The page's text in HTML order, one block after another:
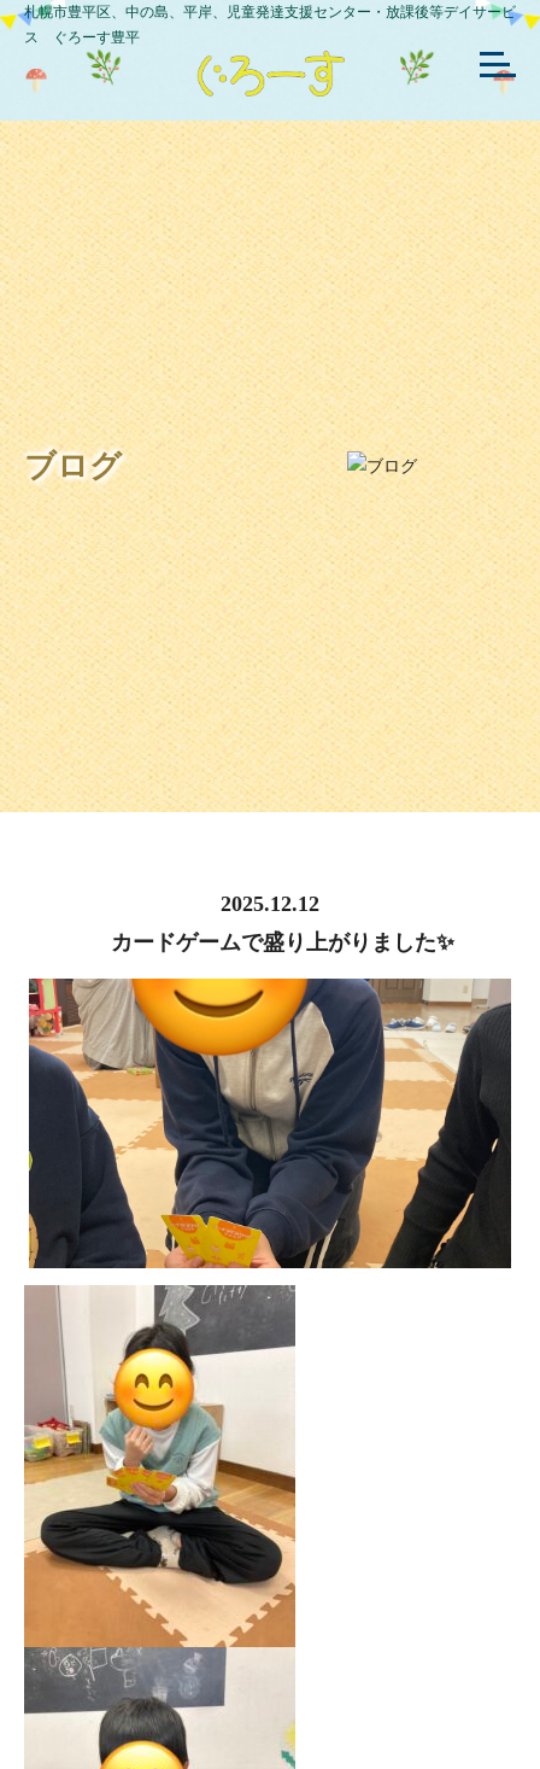
札幌市豊平区、中の島、平岸、児童発達支援センター・放課後等デイサービ
ス ぐろーす豊平
ブログ
2025.12.12
カードゲームで盛り上がりました✨